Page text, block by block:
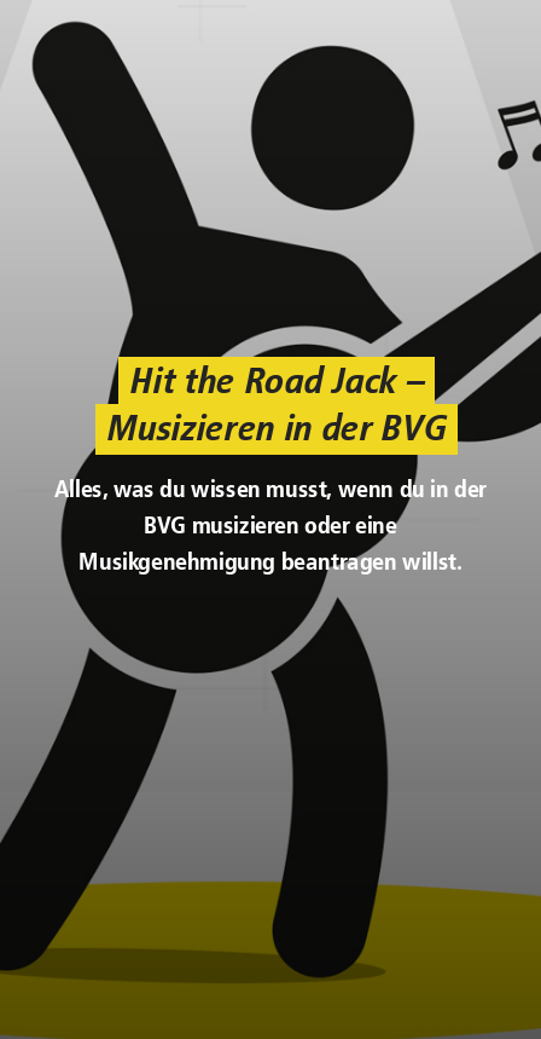
Hit the Road Jack –
Musizieren in der BVG
Alles, was du wissen musst, wenn du in der
BVG musizieren oder eine
Musikgenehmigung beantragen willst.